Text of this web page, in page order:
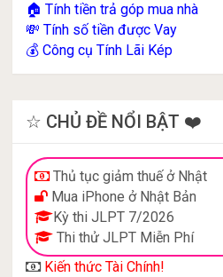
🏠Tính tiền trả góp mua nhà
💸Tính số tiền được Vay
💰Công cụ Tính Lãi Kép
☆ CHỦ ĐỀ NỔI BẬT ❤️
Thủ tục giảm thuế ở Nhật
Mua iPhone ở Nhật Bản
Kỳ thi JLPT 7/2026
Thi thử JLPT Miễn Phí
Kiến thức Tài Chính!